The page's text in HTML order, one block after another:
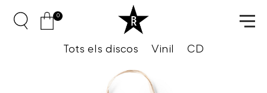
Tots els discos Vinil CD
0